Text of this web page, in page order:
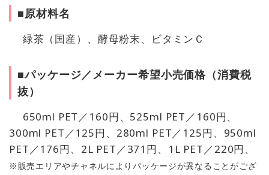
■原材料名
緑茶（国産）、酵母粉末、ビタミンＣ
■パッケージ／メーカー希望小売価格（消費税
抜）
650ml PET／160円、525ml PET／160円、
300ml PET／125円、280ml PET／125円、950ml
PET／176円、2L PET／371円、1L PET／220円、
※販売エリアやチャネルによりパッケージが異なることがござ